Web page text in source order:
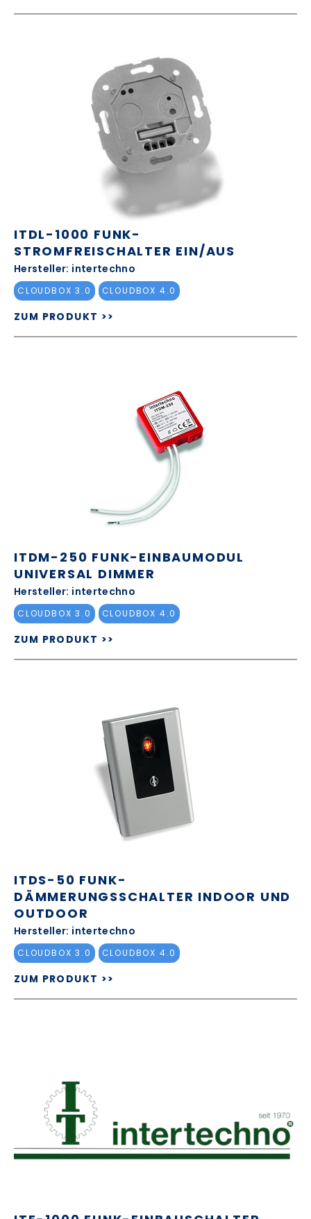
ITDL-1000 FUNK-
STROMFREISCHALTER EIN/AUS
Hersteller: intertechno
CLOUDBOX 3.0 CLOUDBOX 4.0
ZUM PRODUKT >>
ITDM-250 FUNK-EINBAUMODUL
UNIVERSAL DIMMER
Hersteller: intertechno
CLOUDBOX 3.0 CLOUDBOX 4.0
ZUM PRODUKT >>
ITDS-50 FUNK-
DÄMMERUNGSSCHALTER INDOOR UND
OUTDOOR
Hersteller: intertechno
CLOUDBOX 3.0 CLOUDBOX 4.0
ZUM PRODUKT >>